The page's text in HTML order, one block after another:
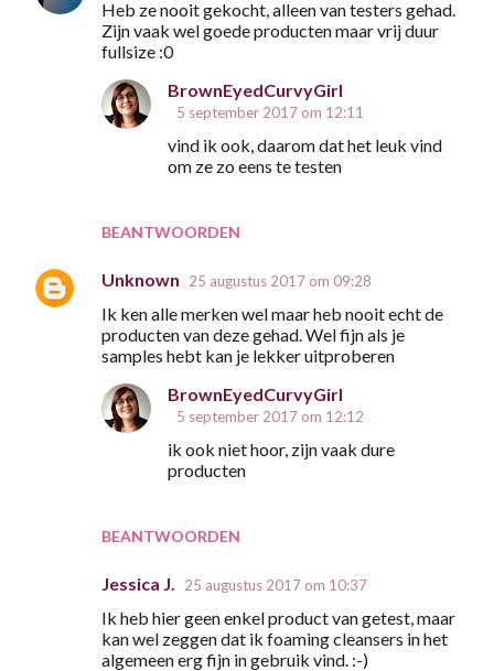
e
Heb ze nooit gekocht, alleen van testers gehad.
Zijn vaak wel goede producten maar vrij duur
fullsize :0
BEANTWOORDEN
BrownEyedCurvyGirl
5 september 2017 om 12:11
vind ik ook, daarom dat het leuk vind
om ze zo eens te testen
Unknown 25 augustus 2017 om 09:28
Ik ken alle merken wel maar heb nooit echt de
producten van deze gehad. Wel fijn als je
samples hebt kan je lekker uitproberen
BEANTWOORDEN
BrownEyedCurvyGirl
5 september 2017 om 12:12
ik ook niet hoor, zijn vaak dure
producten
Jessica J. 25 augustus 2017 om 10:37
Ik heb hier geen enkel product van getest, maar
kan wel zeggen dat ik foaming cleansers in het
algemeen erg fijn in gebruik vind. :-)